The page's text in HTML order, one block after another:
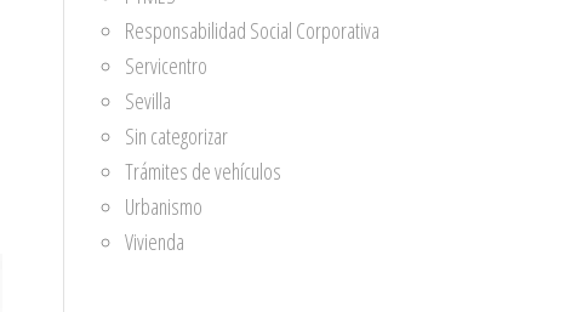
Responsabilidad Social Corporativa
Servicentro
Sevilla
Sin categorizar
Trámites de vehículos
Urbanismo
Vivienda